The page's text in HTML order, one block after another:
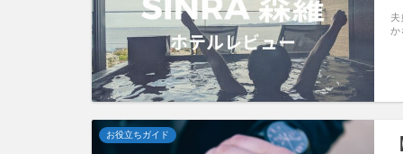
お役立ちガイド